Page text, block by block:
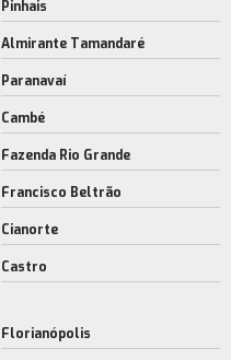
Pinhais
Almirante Tamandaré
Paranavaí
Cambé
Fazenda Rio Grande
Francisco Beltrão
Cianorte
Castro
Florianópolis